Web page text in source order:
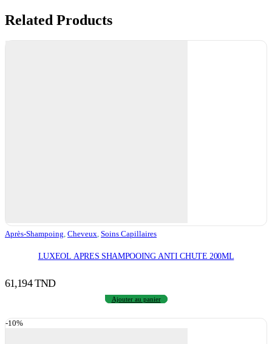
Related Products
Après-Shampoing, Cheveux, Soins Capillaires
LUXEOL APRES SHAMPOOING ANTI CHUTE 200ML
61,194TND
Ajouter au panier
-10%